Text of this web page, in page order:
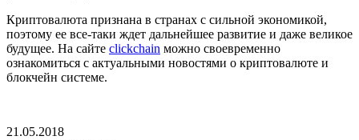
Криптовалюта признана в странах с сильной экономикой,
поэтому ее все-таки ждет дальнейшее развитие и даже великое
будущее. На сайте clickchain можно своевременно
ознакомиться с актуальными новостями о криптовалюте и
блокчейн системе.
21.05.2018